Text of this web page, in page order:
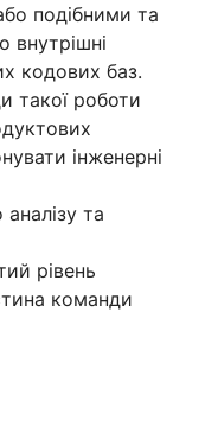
подібними та
внутрішні
кодових баз.
такої роботи
інженерні
та
рівень
команди